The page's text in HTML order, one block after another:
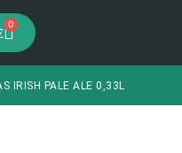
0
IRISH PALE ALE 0,33L